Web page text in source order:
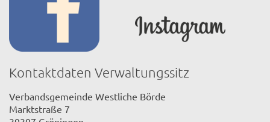
Kontaktdaten Verwaltungssitz
Verbandsgemeinde Westliche Börde
Marktstraße 7